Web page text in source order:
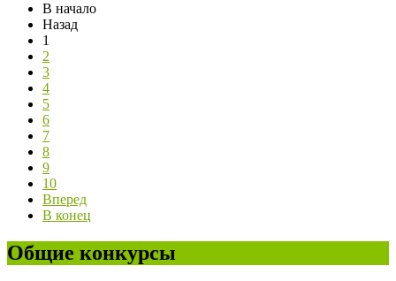
В начало
Назад
1
2
3
4
5
6
7
8
9
10
Вперед
В конец
Общие конкурсы